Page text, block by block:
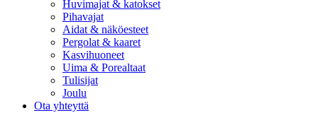
Huvimajat & katokset
Pihavajat
Aidat & näköesteet
Pergolat & kaaret
Kasvihuoneet
Uima & Porealtaat
Tulisijat
Joulu
Ota yhteyttä